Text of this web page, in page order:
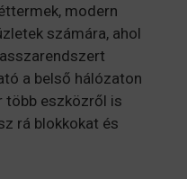
modern
számára, ahol
a belső hálózaton
több eszközről is
rá blokkokat és